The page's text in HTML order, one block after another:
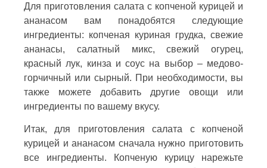
Для приготовления салата с копченой курицей и
ананасом вам понадобятся следующие
ингредиенты: копченая куриная грудка, свежие
ананасы, салатный микс, свежий огурец,
красный лук, кинза и соус на выбор – медово-
горчичный или сырный. При необходимости, вы
также можете добавить другие овощи или
ингредиенты по вашему вкусу.
Итак, для приготовления салата с копченой
курицей и ананасом сначала нужно приготовить
все ингредиенты. Копченую курицу нарежьте